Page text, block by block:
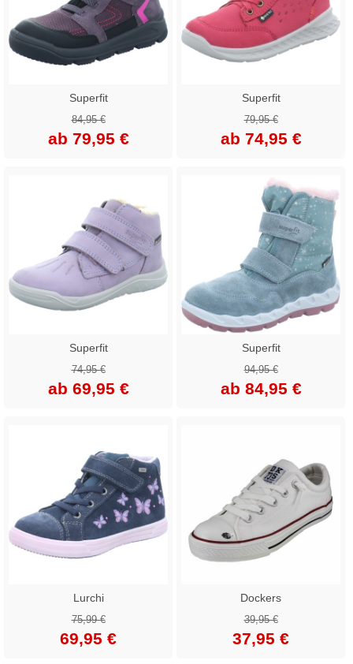
Superfit
84,95 €
ab 79,95 €
Superfit
79,95 €
ab 74,95 €
Superfit
74,95 €
ab 69,95 €
Superfit
94,95 €
ab 84,95 €
Lurchi
75,99 €
69,95 €
Dockers
39,95 €
37,95 €